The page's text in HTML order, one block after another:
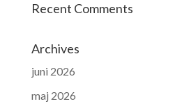
Recent Comments
Archives
juni 2026
maj 2026